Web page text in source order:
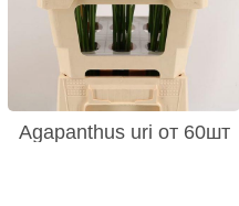
Agapanthus uri от 60шт